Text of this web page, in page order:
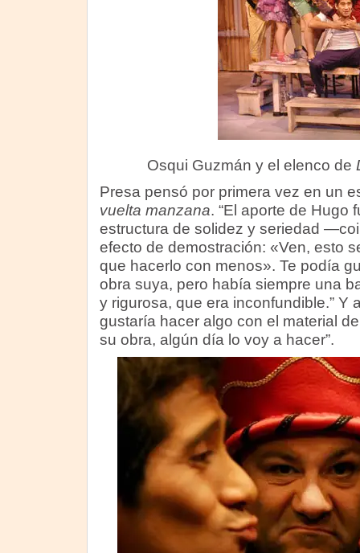
Osqui Guzmán y el elenco de
Presa pensó por primera vez en un
vuelta manzana. “El aporte de Hugo
estructura de solidez y seriedad
efecto de demostración: «Ven, esto
que hacerlo con menos». Te podía
obra suya, pero había siempre una
y rigurosa, que era inconfundible.” Y
gustaría hacer algo con el material
su obra, algún día lo voy a hacer”.